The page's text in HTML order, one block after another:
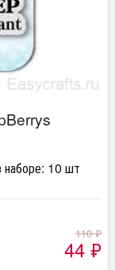
10 шт
110₽
44 ₽